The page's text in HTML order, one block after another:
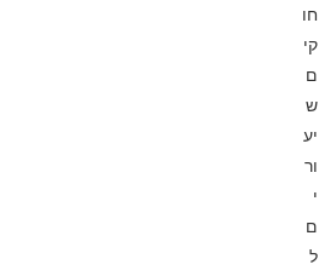
חו
קי
ם
ש
יע
ור
י
ם
ל